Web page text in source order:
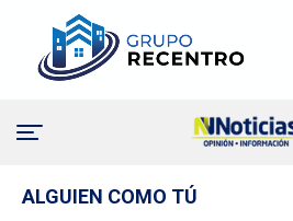
ALGUIEN COMO TÚ